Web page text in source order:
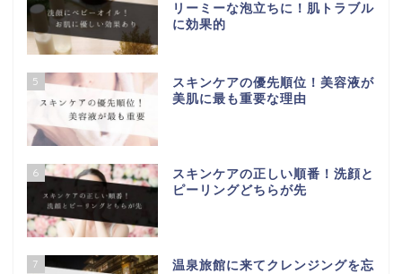
リーミーな泡立ちに！肌トラブル
に効果的
5
スキンケアの優先順位！美容液が
美肌に最も重要な理由
6
スキンケアの正しい順番！洗顔と
ピーリングどちらが先
7
温泉旅館に来てクレンジングを忘